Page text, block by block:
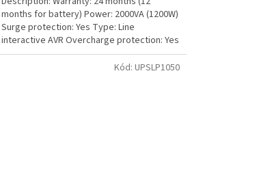
months for battery) Power: 2000VA (1200W)
Surge protection: Yes Type: Line
interactive AVR Overcharge protection: Yes
Product code: UPS05...
Kód: UPSLP1050